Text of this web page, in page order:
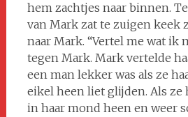
hem zachtjes naar binnen.
van Mark zat te zuigen keek
naar Mark. “Vertel me wat ik
tegen Mark. Mark vertelde
een man lekker was als ze
eikel heen liet glijden. Als ze
in haar mond heen en weer